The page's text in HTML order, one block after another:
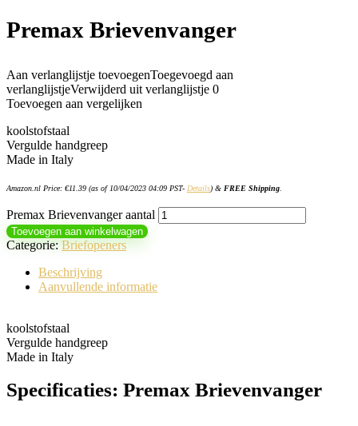
Premax Brievenvanger
Aan verlanglijstje toevoegenToegevoegd aan
verlanglijstjeVerwijderd uit verlanglijstje 0
Toevoegen aan vergelijken
koolstofstaal
Vergulde handgreep
Made in Italy
Amazon.nl Price: €11.39 (as of 10/04/2023 04:09 PST- Details) & FREE Shipping
Premax Brievenvanger aantal
Toevoegen aan winkelwagen
Categorie: Briefopeners
Beschrijving
Aanvullende informatie
koolstofstaal
Vergulde handgreep
Made in Italy
Specificaties: Premax Brievenvanger